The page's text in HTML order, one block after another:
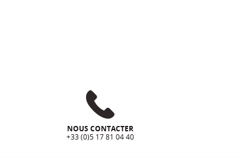
NOUS CONTACTER
+33 (0)5 17 81 04 40